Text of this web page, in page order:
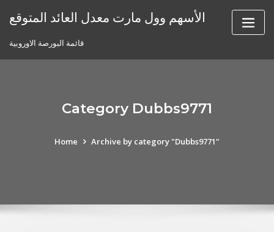
الأسهم وول مارت معدل العائد المتوقع
قائمة البورصة الاوروبية
Category Dubbs9771
Home Archive by category "Dubbs9771"